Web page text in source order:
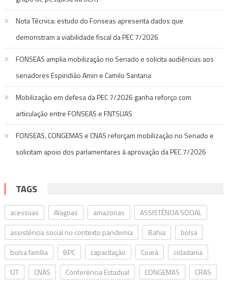
Nota Técnica: estudo do Fonseas apresenta dados que
demonstram a viabilidade fiscal da PEC 7/2026
FONSEAS amplia mobilização no Senado e solicita audiências aos
senadores Espiridião Amin e Camilo Santana
Mobilização em defesa da PEC 7/2026 ganha reforço com
articulação entre FONSEAS e FNTSUAS
FONSEAS, CONGEMAS e CNAS reforçam mobilização no Senado e
solicitam apoio dos parlamentares à aprovação da PEC 7/2026
TAGS
acessuas Alagoas amazonas
ASSISTÊNCIA SOCIAL
assistência social no contexto pandemia
Bahia
bolsa
bolsa família
BPC capacitação Ceará
cidadania
CIT
CNAS Conferência Estadual CONGEMAS
CRAS